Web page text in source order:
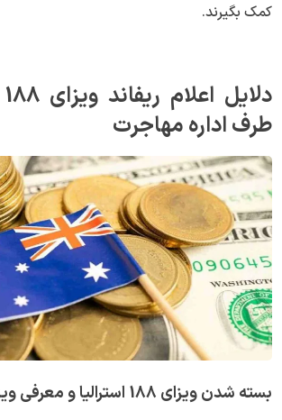
کمک بگیرند.
طرف اداره مهاجرت
بسته شدن ویزای 188 استرالیا و معرفی ویزای جدید